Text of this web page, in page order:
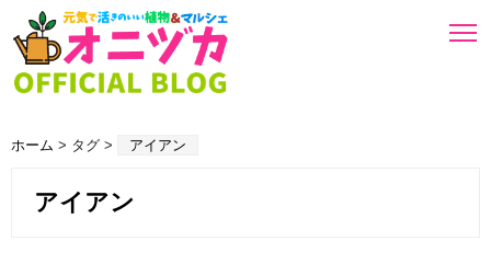
ホーム > タグ > アイアン
アイアン